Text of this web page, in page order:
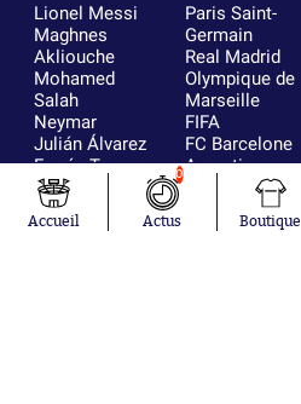
Lionel Messi
Maghnes
Akliouche
Mohamed
Salah
Neymar
Julián Álvarez
Ferrán Torres
Kilian Corredor
Franco
Mastantuono
Paris Saint-
Germain
Real Madrid
Olympique de
Marseille
FIFA
FC Barcelone
Argentine
Olympique
AS Monaco
Accueil
0
Actus Boutique